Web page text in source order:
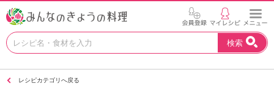
お
い
検索
レシピカテゴリへ戻る